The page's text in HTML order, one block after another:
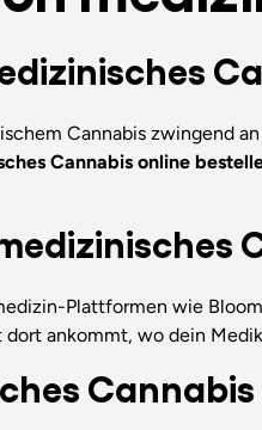
Cannabis zwingend
Cannabis online
Plattformen wie
ankommt, wo dein